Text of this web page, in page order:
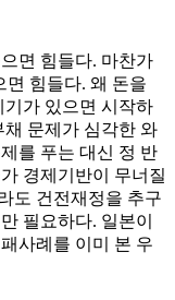
면 힘들다. 마찬가
면 힘들다. 왜 돈을
가 있으면 시작하
문제가 심각한 와
를 푸는 대신 정 반
경제기반이 무너질
도 건전재정을 추구
필요하다. 일본이
사례를 이미 본 우